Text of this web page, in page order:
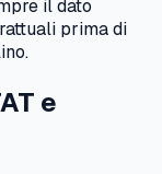
il dato
prima di
e